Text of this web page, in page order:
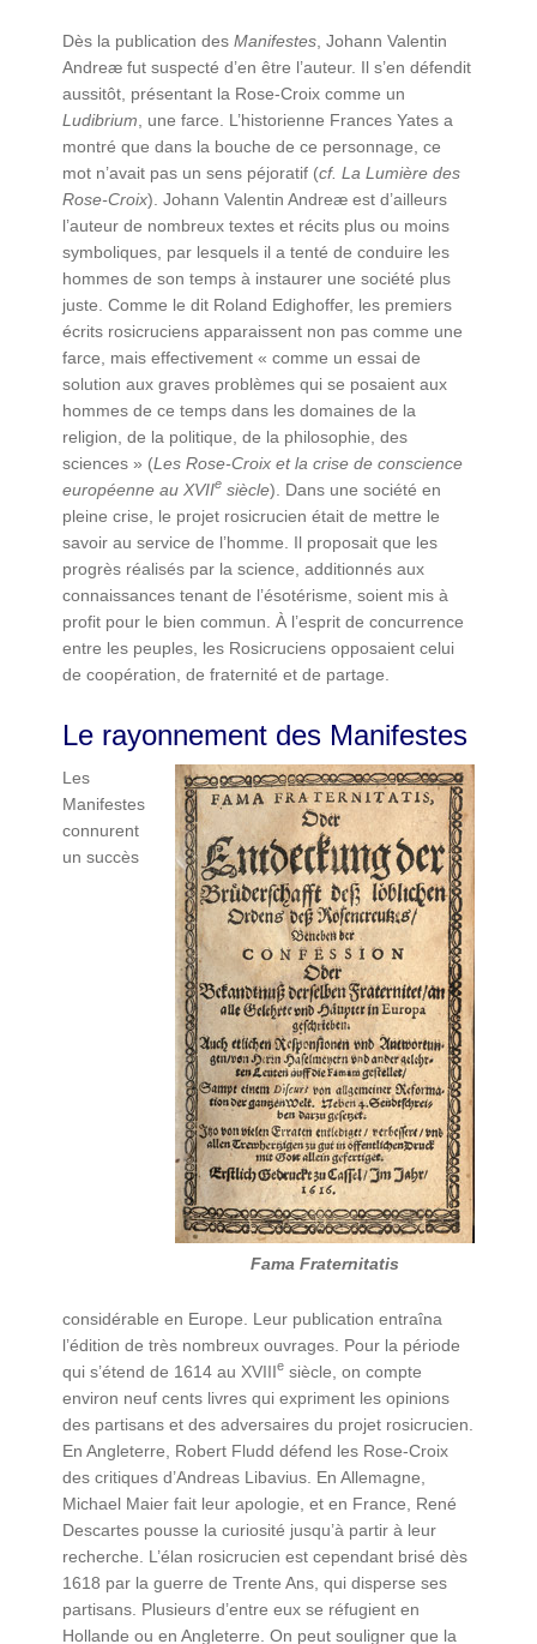
Dès la publication desManifestes , Johann Valentin
Andreæ fut suspecté d’en être l’auteur. Il s’en défendit
aussitôt, présentant la Rose-Croix comme un
Ludibrium , une farce. L’historienne Frances Yates a
montré que dans la bouche de ce personnage, ce
mot n’avait pas un sens péjoratif (cf. La Lumière des
Rose-Croix). Johann Valentin Andreæ est d’ailleurs
l’auteur de nombreux textes et récits plus ou moins
symboliques, par lesquels il a tenté de conduire les
hommes de son temps à instaurer une société plus
juste. Comme le dit Roland Edighoffer, les premiers
écrits rosicruciens apparaissent non pas comme une
farce, mais effectivement « comme un essai de
solution aux graves problèmes qui se posaient aux
hommes de ce temps dans les domaines de la
religion, de la politique, de la philosophie, des
sciences » (Les Rose-Croix et la crise de conscience
européenne au XVIIe siècle). Dans une société en
pleine crise, le projet rosicrucien était de mettre le
savoir au service de l’homme. Il proposait que les
progrès réalisés par la science, additionnés aux
connaissances tenant de l’ésotérisme, soient mis à
profit pour le bien commun. À l’esprit de concurrence
entre les peuples, les Rosicruciens opposaient celui
de coopération, de fraternité et de partage.
Le rayonnement des Manifestes
Fama Fraternitatis
Les
Manifestes
connurent
un succès
considérable en Europe. Leur publication entraîna
l’édition de très nombreux ouvrages. Pour la période
qui s’étend de 1614 au XVIIIe siècle, on compte
environ neuf cents livres qui expriment les opinions
des partisans et des adversaires du projet rosicrucien.
En Angleterre, Robert Fludd défend les Rose-Croix
des critiques d’Andreas Libavius. En Allemagne,
Michael Maier fait leur apologie, et en France, René
Descartes pousse la curiosité jusqu’à partir à leur
recherche. L’élan rosicrucien est cependant brisé dès
1618 par la guerre de Trente Ans, qui disperse ses
partisans. Plusieurs d’entre eux se réfugient en
Hollande ou en Angleterre. On peut souligner que la